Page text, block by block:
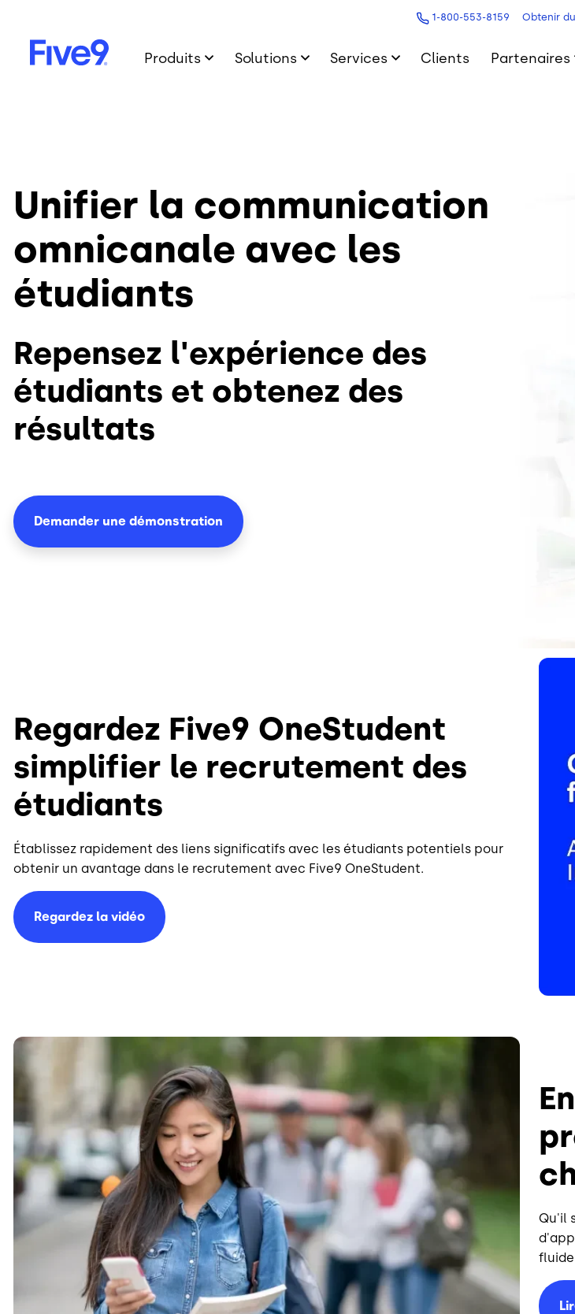
1-800-553-8159 Obtenir
Produits Solutions Services Clients Partenaires
Unifier la communication
omnicanale avec les
étudiants
Repensez l'expérience des
étudiants et obtenez des
résultats
Demander une démonstration
Regardez Five9 OneStudent
simplifier le recrutement des
étudiants
Établissez rapidement des liens significatifs avec les étudiants potentiels pour
obtenir un avantage dans le recrutement avec Five9 OneStudent.
Regardez la vidéo
Image
Image
Qu'il